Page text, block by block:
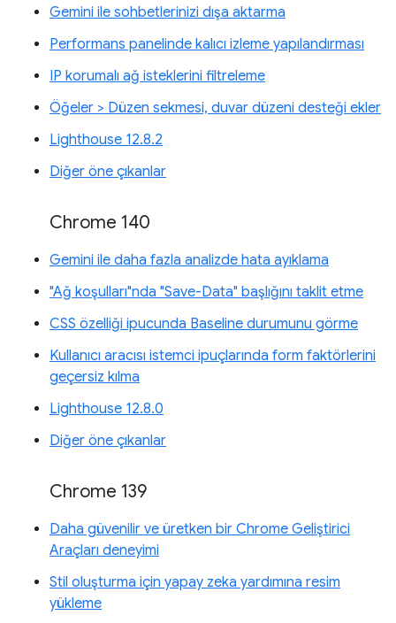
Gemini ile sohbetlerinizi dışa aktarma
Performans panelinde kalıcı izleme yapılandırması
IP korumalı ağ isteklerini filtreleme
Öğeler > Düzen sekmesi, duvar düzeni desteği ekler
Lighthouse 12.8.2
Diğer öne çıkanlar
Chrome 140
Gemini ile daha fazla analizde hata ayıklama
"Ağ koşulları"nda "Save-Data" başlığını taklit etme
CSS özelliği ipucunda Baseline durumunu görme
Kullanıcı aracısı istemci ipuçlarında form faktörlerini
geçersiz kılma
Lighthouse 12.8.0
Diğer öne çıkanlar
Chrome 139
Daha güvenilir ve üretken bir Chrome Geliştirici
Araçları deneyimi
Stil oluşturma için yapay zeka yardımına resim
yükleme